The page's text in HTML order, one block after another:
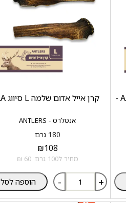
קרן אייל אדום חצויה XXL סיווג AA -
אנטלרס - ANTLERS
קרן אייל אדום שלמה L סיווג AA
180 גרם
₪108
מחיר ל100 גרם: 60 ₪
- + הוספה לסל